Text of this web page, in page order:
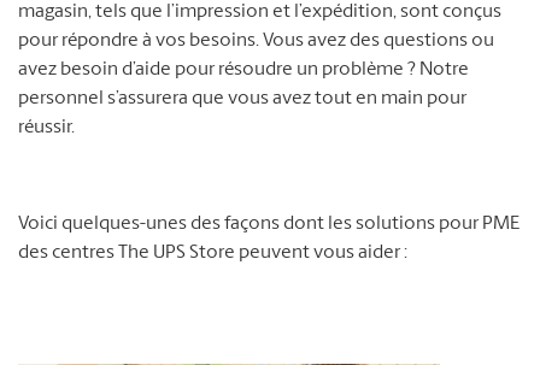
magasin, tels que l’impression et l’expédition, sont conçus
pour répondre à vos besoins. Vous avez des questions ou
avez besoin d’aide pour résoudre un problème ? Notre
personnel s’assurera que vous avez tout en main pour
réussir.
Voici quelques-unes des façons dont les solutions pour PME
des centres The UPS Store peuvent vous aider :